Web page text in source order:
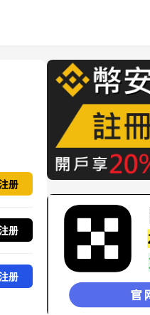
册
册
册